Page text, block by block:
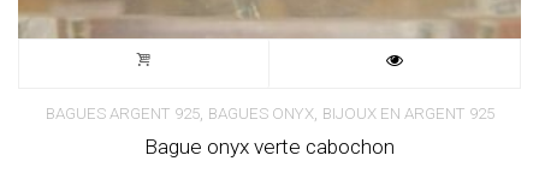
BAGUES ARGENT 925, BAGUES ONYX, BIJOUX EN ARGENT 925
Bague onyx verte cabochon